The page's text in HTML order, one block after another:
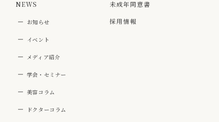
NEWS
お知らせ
イベント
メディア紹介
学会・セミナー
美容コラム
ドクターコラム
未成年同意書
採用情報